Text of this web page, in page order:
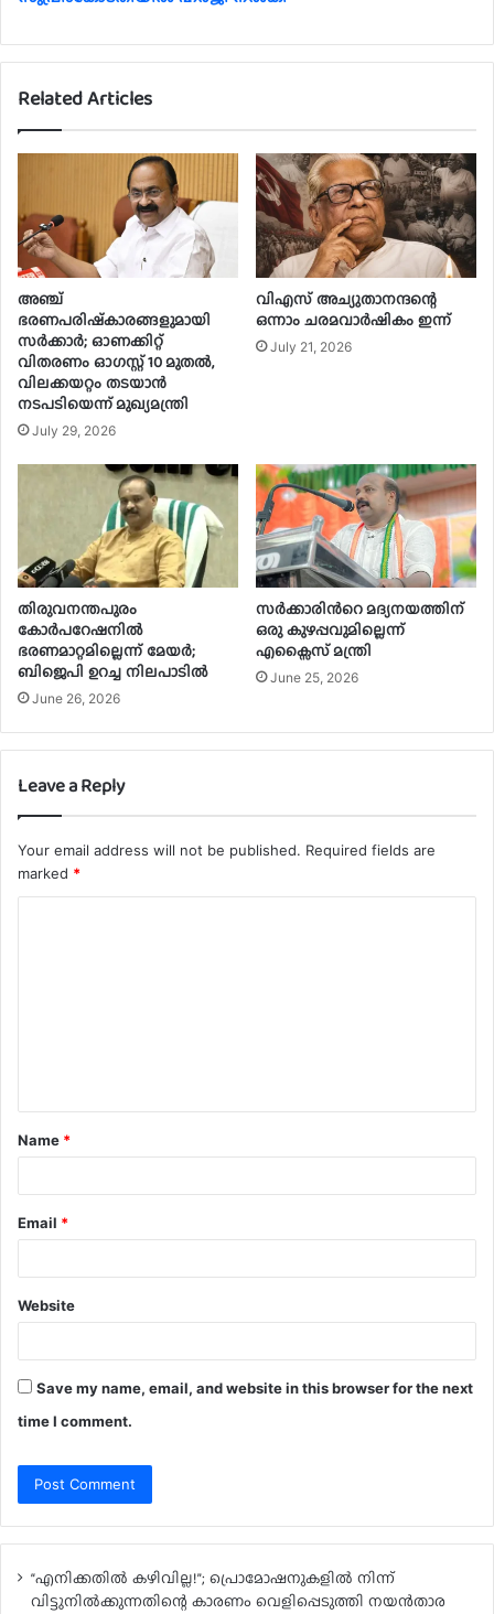
Related Articles
അഞ്ച്
ഭരണപരിഷ്‌കാരങ്ങളുമായി
സർക്കാർ; ഓണക്കിറ്റ്
വിതരണം ഓഗസ്റ്റ് 10 മുതൽ,
വിലക്കയറ്റം തടയാൻ
നടപടിയെന്ന് മുഖ്യമന്ത്രി
July 29, 2026
വിഎസ് അച്യുതാനന്ദന്റെ
ഒന്നാം ചരമവാർഷികം ഇന്ന്
July 21, 2026
തിരുവനന്തപുരം
കോർപറേഷനിൽ
ഭരണമാറ്റമില്ലെന്ന് മേയർ;
ബിജെപി ഉറച്ച നിലപാടിൽ
June 26, 2026
സർക്കാരിന്‍റെ മദ്യനയത്തിന്
ഒരു കുഴപ്പവുമില്ലെന്ന്
എക്സൈസ് മന്ത്രി
June 25, 2026
Leave a Reply
Your email address will not be published. Required fields are
marked *
t
*
Name *
Email *
Website
Save my name, email, and website in this browser for the next
time I comment.
“എനിക്കതിൽ കഴിവില്ല!”; പ്രൊമോഷനുകളിൽ നിന്ന്
വിട്ടുനിൽക്കുന്നതിന്റെ കാരണം വെളിപ്പെടുത്തി നയൻതാര